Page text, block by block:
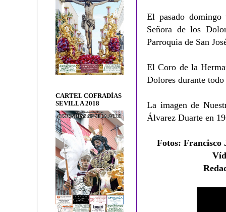
El pasado
Señora de los
Parroquia de San
El Coro de la
Dolores durante
La imagen de
Álvarez Duarte en
Fotos: Francisco
CARTEL COFRADÍAS
SEVILLA 2018